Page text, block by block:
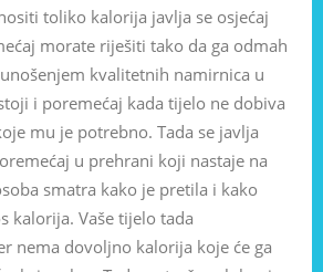
toliko kalorija javlja se osjećaj
morate riješiti tako da ga odmah
kvalitetnih namirnica u
i poremećaj kada tijelo ne dobiva
mu je potrebno. Tada se javlja
u prehrani koji nastaje na
smatra kako je pretila i kako
kalorija. Vaše tijelo tada
nema dovoljno kalorija koje će ga